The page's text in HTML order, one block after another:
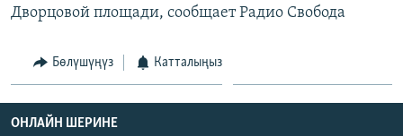
Дворцовой площади, сообщает Радио Свобода
Бөлүшүңүз Катталыңыз
ОНЛАЙН ШЕРИНЕ